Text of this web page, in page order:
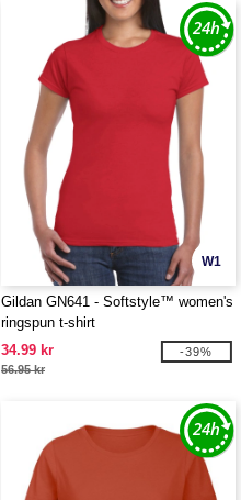
W1
Gildan GN641 - Softstyle™ women's
ringspun t-shirt
34.99 kr
56.95 kr
-39%